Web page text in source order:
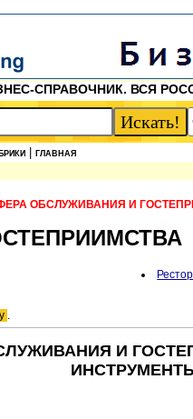
СПРАВОЧНИК. ВСЯ
ГЛАВНАЯ
ОБСЛУЖИВАНИЯ И
.
И